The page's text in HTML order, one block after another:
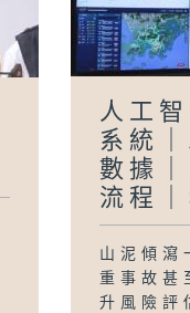
「日行萬步
人工
系統
數據
流程
山泥傾瀉
重事故甚
升風險評